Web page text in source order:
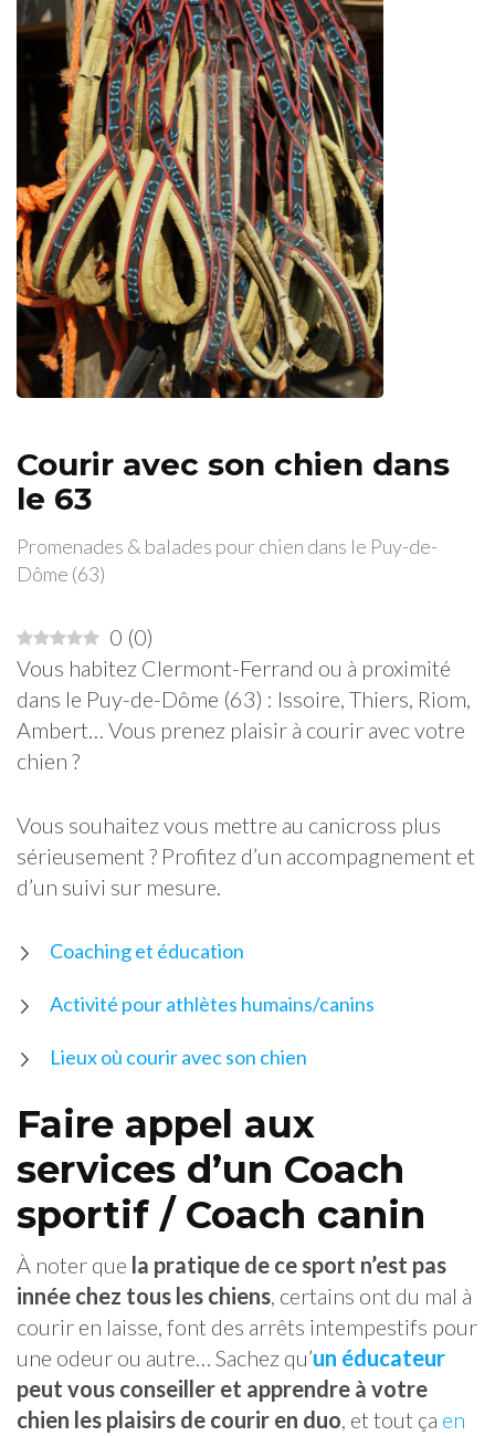
Courir avec son chien dans
le 63
Promenades & balades pour chien dans le Puy-de-
Dôme (63)
0 (0)
Vous habitez Clermont-Ferrand ou à proximité
dans le Puy-de-Dôme (63) : Issoire, Thiers, Riom,
Ambert… Vous prenez plaisir à courir avec votre
chien ?
Vous souhaitez vous mettre au canicross plus
sérieusement ? Profitez d’un accompagnement et
d’un suivi sur mesure.
Coaching et éducation
Activité pour athlètes humains/canins
Lieux où courir avec son chien
Faire appel aux
services d’un Coach
sportif / Coach canin
À noter que la pratique de ce sport n’est pas
innée chez tous les chiens, certains ont du mal à
courir en laisse, font des arrêts intempestifs pour
une odeur ou autre… Sachez qu’un éducateur
peut vous conseiller et apprendre à votre
chien les plaisirs de courir en duo, et tout ça en